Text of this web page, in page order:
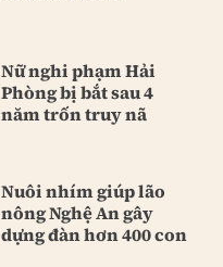
Nữ nghi phạm Hải
Phòng bị bắt sau 4
năm trốn truy nã
Nuôi nhím giúp lão
nông Nghệ An gây
dựng đàn hơn 400 con